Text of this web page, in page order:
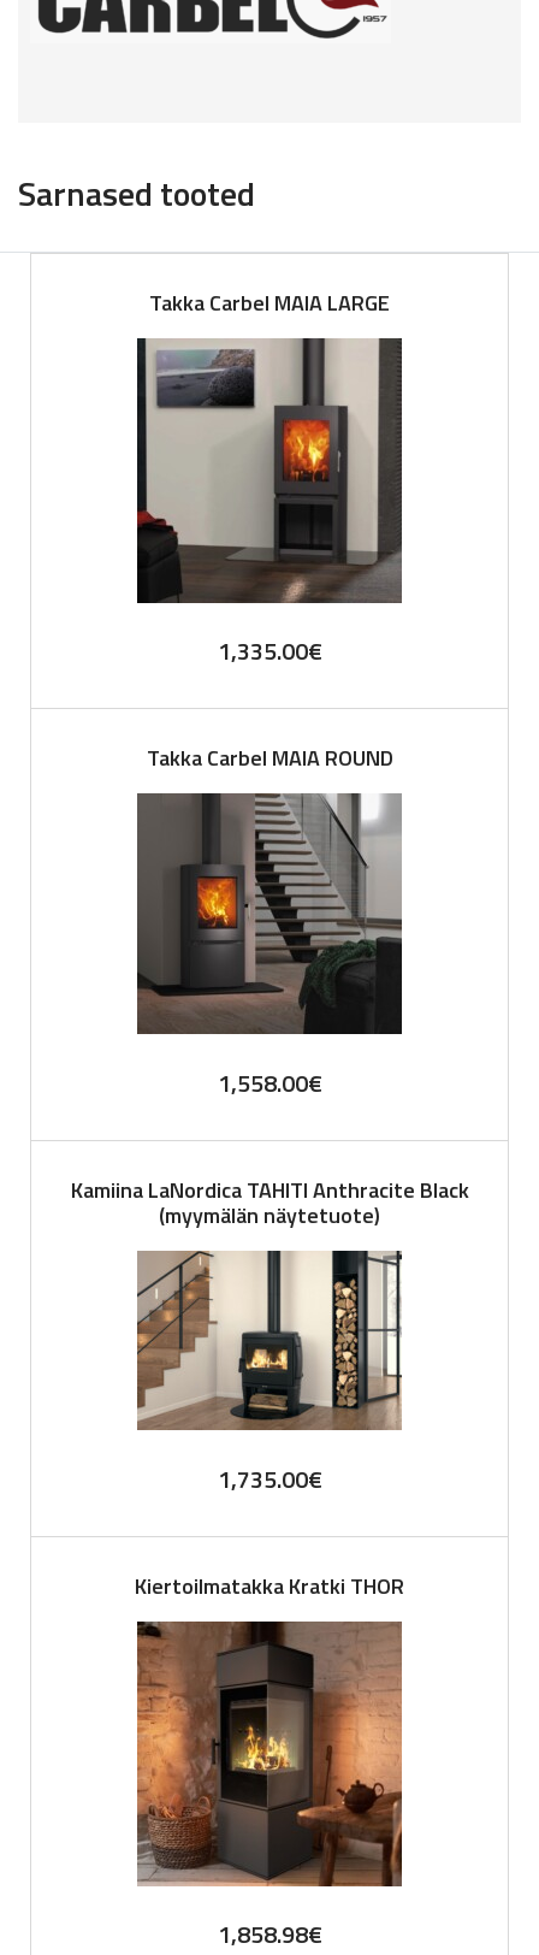
Sarnased tooted
Takka Carbel MAIA LARGE
1,335.00€
Takka Carbel MAIA ROUND
1,558.00€
Kamiina LaNordica TAHITI Anthracite Black
(myymälän näytetuote)
1,735.00€
Kiertoilmatakka Kratki THOR
1,858.98€